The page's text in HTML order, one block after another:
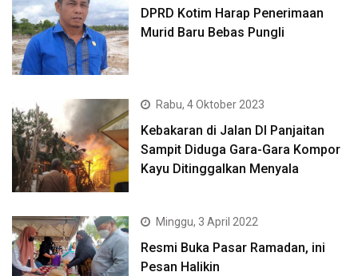
DPRD Kotim Harap Penerimaan
Murid Baru Bebas Pungli
Rabu, 4 Oktober 2023
Kebakaran di Jalan DI Panjaitan
Sampit Diduga Gara-Gara Kompor
Kayu Ditinggalkan Menyala
Minggu, 3 April 2022
Resmi Buka Pasar Ramadan, ini
Pesan Halikin